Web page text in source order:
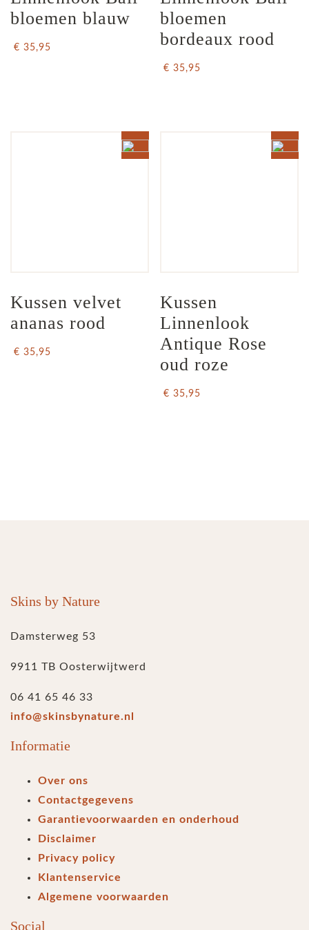
bloemen blauw
€ 35,95
bloemen
bordeaux rood
€ 35,95
Kussen velvet
ananas rood
€ 35,95
Kussen
Linnenlook
Antique Rose
oud roze
€ 35,95
Skins by Nature
Damsterweg 53
9911 TB Oosterwijtwerd
06 41 65 46 33
info@skinsbynature.nl
Informatie
Over ons
Contactgegevens
Garantievoorwaarden en onderhoud
Disclaimer
Privacy policy
Klantenservice
Algemene voorwaarden
Social